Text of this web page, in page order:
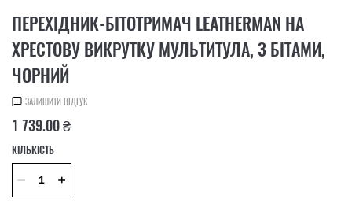
ПЕРЕХІДНИК-БІТОТРИМАЧ LEATHERMAN НА
ХРЕСТОВУ ВИКРУТКУ МУЛЬТИТУЛА, З БІТАМИ,
ЧОРНИЙ
ЗАЛИШИТИ ВІДГУК
1 739.00 ₴
КІЛЬКІСТЬ